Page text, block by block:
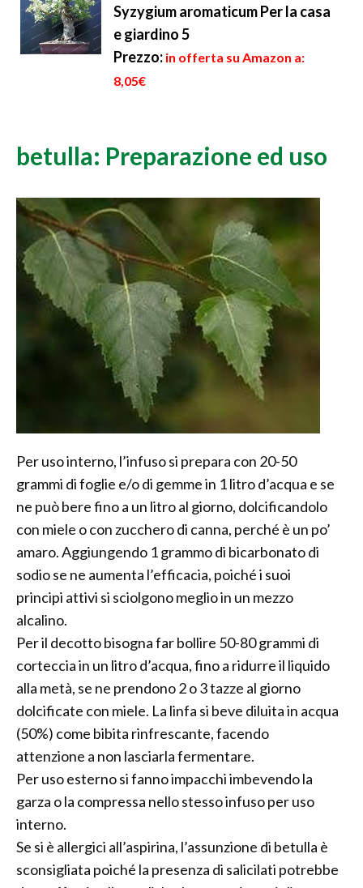
Syzygium aromaticum Per la casa
e giardino 5
Prezzo: in offerta su Amazon a:
8,05€
betulla: Preparazione ed uso
Per uso interno, l’infuso si prepara con 20-50
grammi di foglie e/o di gemme in 1 litro d’acqua e se
ne può bere fino a un litro al giorno, dolcificandolo
con miele o con zucchero di canna, perché è un po’
amaro. Aggiungendo 1 grammo di bicarbonato di
sodio se ne aumenta l’efficacia, poiché i suoi
principi attivi si sciolgono meglio in un mezzo
alcalino.
Per il decotto bisogna far bollire 50-80 grammi di
corteccia in un litro d’acqua, fino a ridurre il liquido
alla metà, se ne prendono 2 o 3 tazze al giorno
dolcificate con miele. La linfa si beve diluita in acqua
(50%) come bibita rinfrescante, facendo
attenzione a non lasciarla fermentare.
Per uso esterno si fanno impacchi imbevendo la
garza o la compressa nello stesso infuso per uso
interno.
Se si è allergici all’aspirina, l’assunzione di betulla è
sconsigliata poiché la presenza di salicilati potrebbe